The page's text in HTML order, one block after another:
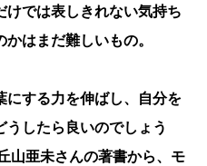
けでは表しきれない気持ち
はまだ難しいもの。
にする力を伸ばし、自分を
したら良いのでしょう
山亜未さんの著書から、モ